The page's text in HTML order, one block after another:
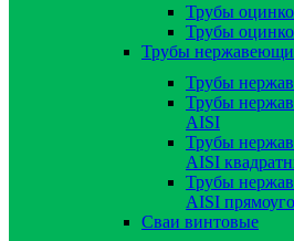
Трубы
Трубы
Трубы
Трубы
Трубы
AISI
Трубы
AISI
Трубы
AISI
Сваи винтовые